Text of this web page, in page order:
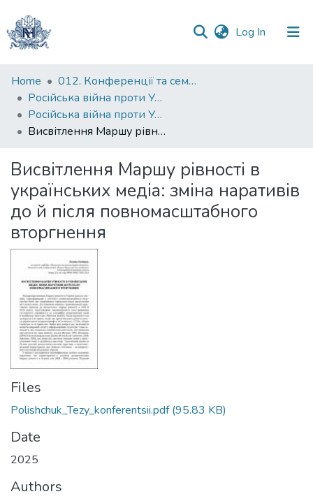
Log In (current)
Communities
&
Collections
Statistics
Home
012. Конференції та семінари НаУКМА
Російська війна проти України: трансформації соціальних інституцій та практик
Російська війна проти України: трансформації соціальних інституцій та практик: збірник тез науково-практичної конференції (24 лютого — 7 березня 2025 року, м. Київ)
Висвітлення Маршу рівності в українських медіа: зміна наративів до й після повномасштабного вторгнення
Висвітлення Маршу рівності в
українських медіа: зміна наративів
до й після повномасштабного
вторгнення
Files
Polishchuk_Tezy_konferentsii.pdf(95.83 KB)
Date
2025
Authors